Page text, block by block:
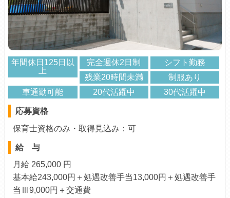
年間休日125日以
上
完全週休2日制
シフト勤務
残業20時間未満
制服あり
車通勤可能
20代活躍中 30代活躍中
応募資格
保育士資格のみ・取得見込み：可
給 与
月給 265,000 円
基本給243,000円＋処遇改善手当13,000円＋処遇改善手
当Ⅲ9,000円＋交通費